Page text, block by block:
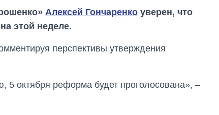
Алексей Гончаренко уверен, что
этой неделе.
перспективы утверждения
5 октября реформа будет проголосована», –